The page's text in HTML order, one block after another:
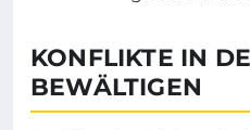
KONFLIKTE IN
BEWÄLTIGEN